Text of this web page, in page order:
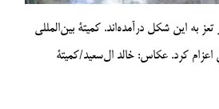
به این شکل درآمده‌اند. کمیتۀ بین‌المللی
کرد. عکاس: خالد ال‌سعید/کمیتۀ